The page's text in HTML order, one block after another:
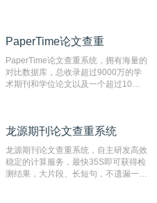
系统，可检测中文、英文两种语言的论
PaperTime论文查重
PaperTime论文查重系统，拥有海量的
对比数据库，总收录超过9000万的学
术期刊和学位论文以及一个超过10亿
对，利用指纹索引快速而精准地在云检
有相似的片段，该项技术检测速度快、
准确率高，市场反映良好。
龙源期刊论文查重系统
龙源期刊论文查重系统，自主研发高效
稳定的计算服务，最快35S即可获得检
测结果，大片段、长短句，不遗漏一处